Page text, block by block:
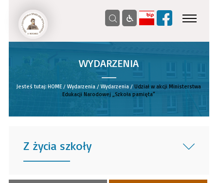
WYDARZENIA
__
Jesteś tutaj:HOME /Wydarzenia /Wydarzenia /Udział w akcji Ministerstwa
Edukacji Narodowej „Szkoła pamięta”
Z życia szkoły
______